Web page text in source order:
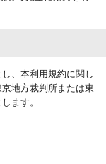
、本利用規約に関し
地方裁判所または東
ます。